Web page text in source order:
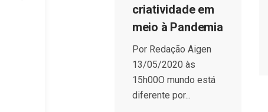
criatividade em
meio à Pandemia
Por Redação Aigen
13/05/2020 às
15h00O mundo está
diferente por...